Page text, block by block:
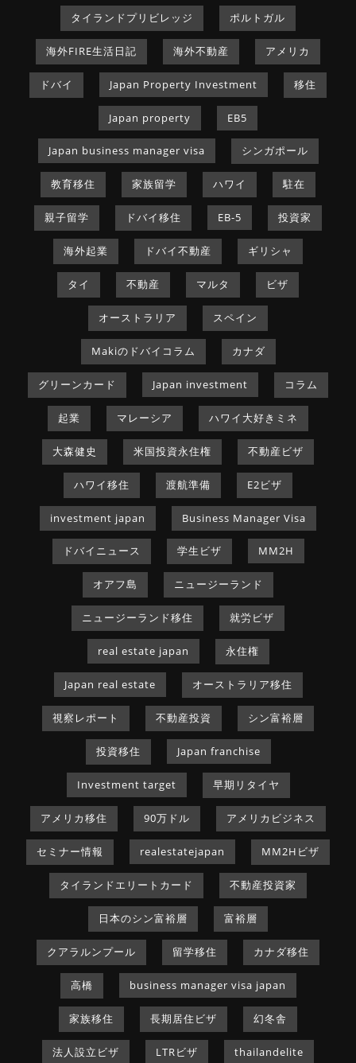
タイランドプリビレッジ ポルトガル
海外FIRE生活日記 海外不動産 アメリカ
ドバイ Japan Property Investment 移住
Japan property EB5
Japan business manager visa シンガポール
教育移住 家族留学 ハワイ 駐在
親子留学 ドバイ移住 EB-5 投資家
海外起業 ドバイ不動産 ギリシャ
タイ 不動産 マルタ ビザ
オーストラリア スペイン
Makiのドバイコラム カナダ
グリーンカード Japan investment コラム
起業 マレーシア ハワイ大好きミネ
大森健史 米国投資永住権 不動産ビザ
ハワイ移住 渡航準備 E2ビザ
investment japan Business Manager Visa
ドバイニュース 学生ビザ MM2H
オアフ島 ニュージーランド
ニュージーランド移住 就労ビザ
real estate japan 永住権
Japan real estate オーストラリア移住
視察レポート 不動産投資 シン富裕層
投資移住 Japan franchise
Investment target 早期リタイヤ
アメリカ移住 90万ドル アメリカビジネス
セミナー情報 realestatejapan MM2Hビザ
タイランドエリートカード 不動産投資家
日本のシン富裕層 富裕層
クアラルンプール 留学移住 カナダ移住
高橋 business manager visa japan
家族移住 長期居住ビザ 幻冬舎
法人設立ビザ LTRビザ thailandelite